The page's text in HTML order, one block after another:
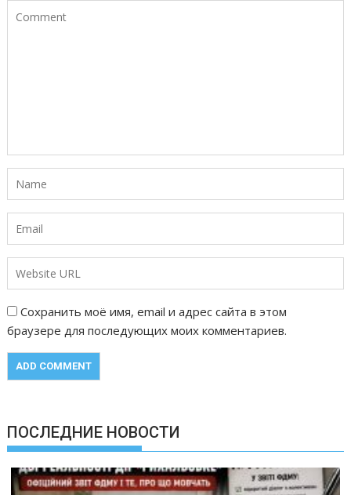
Сохранить моё имя, email и адрес сайта в этом
браузере для последующих моих комментариев.
ПОСЛЕДНИЕ НОВОСТИ